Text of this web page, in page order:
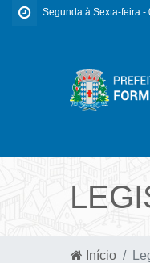
Segunda à Sexta-feira -
Início